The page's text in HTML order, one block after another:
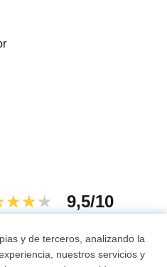
9,5/10
y de terceros, analizando la
nuestros servicios y